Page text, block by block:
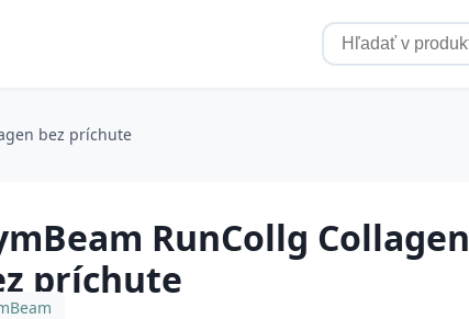
bez príchute
RunCollg Collagen
príchute